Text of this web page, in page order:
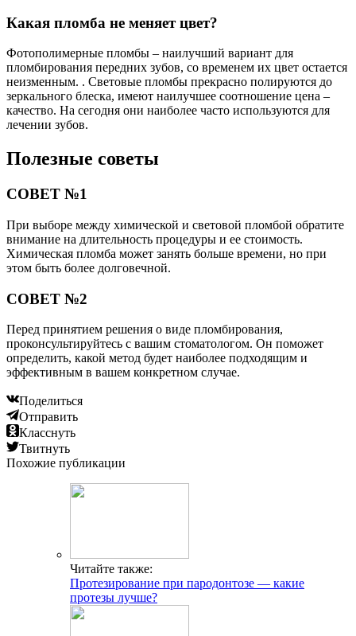
Какая пломба не меняет цвет?
Фотополимерные пломбы – наилучший вариант для
пломбирования передних зубов, со временем их цвет остается
неизменным. . Световые пломбы прекрасно полируются до
зеркального блеска, имеют наилучшее соотношение цена –
качество. На сегодня они наиболее часто используются для
лечении зубов.
Полезные советы
СОВЕТ №1
При выборе между химической и световой пломбой обратите
внимание на длительность процедуры и ее стоимость.
Химическая пломба может занять больше времени, но при
этом быть более долговечной.
СОВЕТ №2
Перед принятием решения о виде пломбирования,
проконсультируйтесь с вашим стоматологом. Он поможет
определить, какой метод будет наиболее подходящим и
эффективным в вашем конкретном случае.
Поделиться
Отправить
Класснуть
Твитнуть
Похожие публикации
Читайте также:
Протезирование при пародонтозе — какие
протезы лучше?